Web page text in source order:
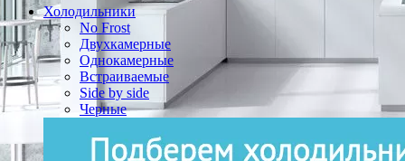
Холодильники
No Frost
Двухкамерные
Однокамерные
Встраиваемые
Side by side
Черные